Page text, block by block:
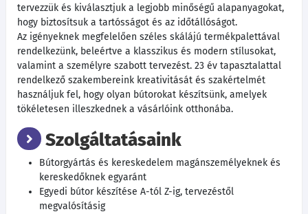
tervezzük és kiválasztjuk a legjobb minőségű alapanyagokat,
hogy biztosítsuk a tartósságot és az időtállóságot.
Az igényeknek megfelelően széles skálájú termékpalettával
rendelkezünk, beleértve a klasszikus és modern stílusokat,
valamint a személyre szabott tervezést. 23 év tapasztalattal
rendelkező szakembereink kreativitását és szakértelmét
használjuk fel, hogy olyan bútorokat készítsünk, amelyek
tökéletesen illeszkednek a vásárlóink otthonába.
Szolgáltatásaink
Bútorgyártás és kereskedelem magánszemélyeknek és
kereskedőknek egyaránt
Egyedi bútor készítése A-tól Z-ig, tervezéstől
megvalósításig